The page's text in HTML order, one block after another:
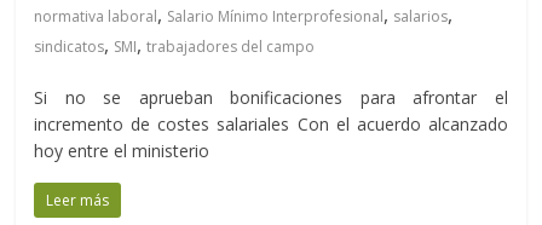
normativa laboral, Salario Mínimo Interprofesional, salarios,
sindicatos, SMI,trabajadores del campo
Si no se aprueban bonificaciones para afrontar el
incremento de costes salariales Con el acuerdo alcanzado
hoy entre el ministerio
Leer más